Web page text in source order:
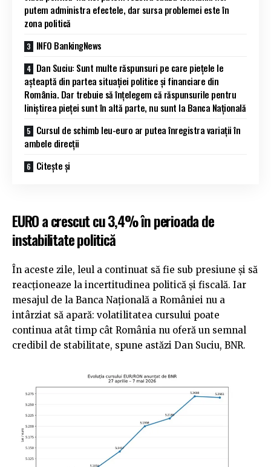
putem administra efectele, dar sursa problemei este în
zona politică
INFO BankingNews
Dan Suciu: Sunt multe răspunsuri pe care pieţele le
aşteaptă din partea situaţiei politice şi financiare din
România. Dar trebuie să înţelegem că răspunsurile pentru
liniştirea pieţei sunt în altă parte, nu sunt la Banca Naţională
Cursul de schimb leu-euro ar putea înregistra variații în
ambele direcții
Citește și
EURO a crescut cu 3,4% în perioada de
instabilitate politică
În aceste zile, leul a continuat să fie sub presiune și să
reacționeaze la incertitudinea politică și fiscală. Iar
mesajul de la Banca Națională a României nu a
intârziat să apară: volatilitatea cursului poate
continua atât timp cât România nu oferă un semnal
credibil de stabilitate, spune astăzi Dan Suciu, BNR.